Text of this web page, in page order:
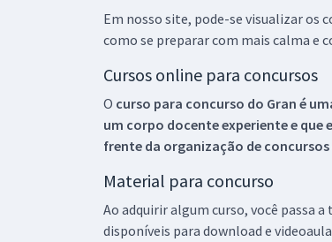
Em nosso site, pode-se visualizar os
como se preparar com mais calma e
Cursos online para concursos
O curso para concurso do Gran é
um corpo docente experiente e
frente da organização de
Material para concurso
Ao adquirir algum curso, você passa
disponíveis para download e